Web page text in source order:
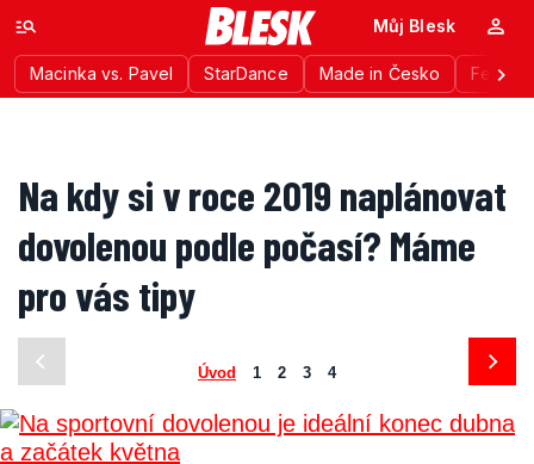
Macinka vs. Pavel StarDance Made in Česko
Můj Blesk
Na kdy si v roce 2019 naplánovat
dovolenou podle počasí? Máme
pro vás tipy
Úvod 1 2 3 4